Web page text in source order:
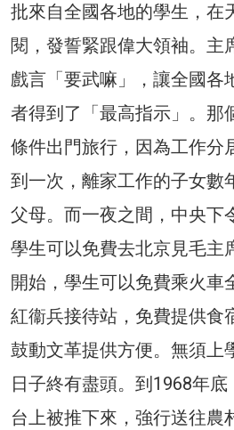
批來自全國各地的學生，在
閱，發誓緊跟偉大領袖。主
戲言「要武嘛」，讓全國各
者得到了「最高指示」。那
條件出門旅行，因為工作分
到一次，離家工作的子女數
父母。而一夜之間，中央下
學生可以免費去北京見毛主
開始，學生可以免費乘火車
紅衞兵接待站，免費提供食
鼓動文革提供方便。無須上
日子終有盡頭。到1968年
台上被推下來，強行送往農